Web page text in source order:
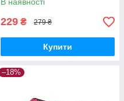
229 ₴ 279 ₴
Купити
–18%